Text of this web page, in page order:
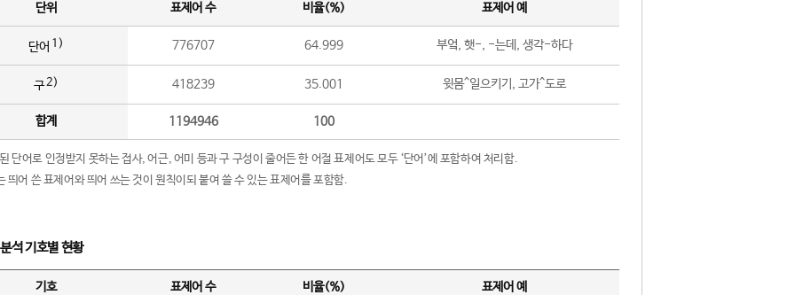
단위 표제어 수 비율(%) 표제어 예
단어 1) 776707 64.999 부엌, 햇-, -는데, 생각-하다
구2) 418239 35.001 윗몸^일으키기, 고가^도로
합계 1194946 100
단어로 인정받지 못하는 접사, 어근, 어미 등과 구 구성이 줄어든 한 어절 표제어도 모두 ‘단어’에 포함하여 처리함.
띄어 쓴 표제어와 띄어 쓰는 것이 원칙이되 붙여 쓸 수 있는 표제어를 포함함.
석 기호별 현황
기호 표제어 수 비율(%) 표제어 예